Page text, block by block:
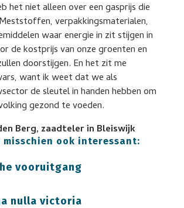
het niet alleen over een gasprijs die
verpakkingsmaterialen,
waar energie in zit stijgen in
de kostprijs van onze groenten en
doorstijgen. En het zit me
want ik weet dat we als
de sleutel in handen hebben om
gezond te voeden.
Berg, zaadteler in Bleiswijk
misschien ook interessant:
vooruitgang
nulla victoria